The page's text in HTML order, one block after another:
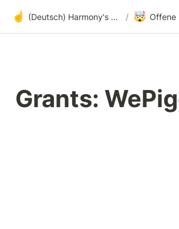
☝️ (Deutsch) Harmony's offene Entwicklung / 🤯
Grants: